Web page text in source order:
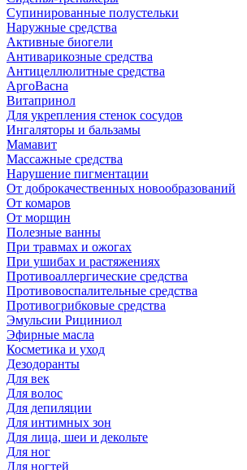
Супинированные полустельки
Наружные средства
Активные биогели
Антиварикозные средства
Антицеллюлитные средства
АргоВасна
Витапринол
Для укрепления стенок сосудов
Ингаляторы и бальзамы
Мамавит
Массажные средства
Нарушение пигментации
От доброкачественных новообразований
От комаров
От морщин
Полезные ванны
При травмах и ожогах
При ушибах и растяжениях
Противоаллергические средства
Противовоспалительные средства
Противогрибковые средства
Эмульсии Рициниол
Эфирные масла
Косметика и уход
Дезодоранты
Для век
Для волос
Для депиляции
Для интимных зон
Для лица, шеи и декольте
Для ног
Для ногтей